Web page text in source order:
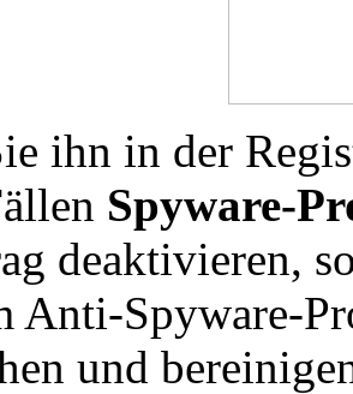
ihn in der
Spyware-
deaktivieren,
Anti-Spyware-
und